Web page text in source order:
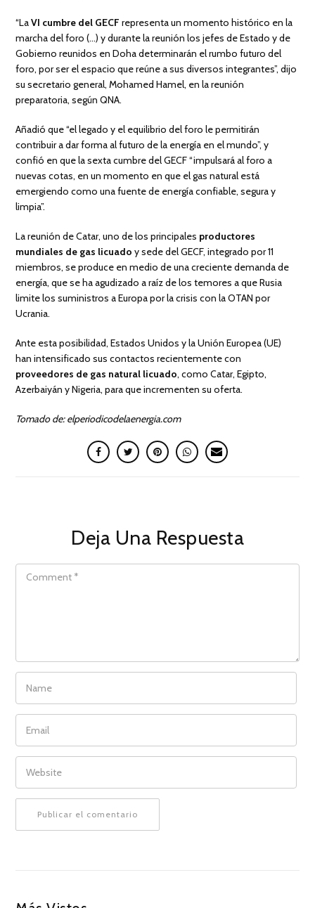
“LaVI cumbre del GECF representa un momento histórico en la
marcha del foro (…) y durante la reunión los jefes de Estado y de
Gobierno reunidos en Doha determinarán el rumbo futuro del
foro, por ser el espacio que reúne a sus diversos integrantes”, dijo
su secretario general, Mohamed Hamel, en la reunión
preparatoria, según QNA.
Añadió que “el legado y el equilibrio del foro le permitirán
contribuir a dar forma al futuro de la energía en el mundo”, y
confió en que la sexta cumbre del GECF “impulsará al foro a
nuevas cotas, en un momento en que el gas natural está
emergiendo como una fuente de energía confiable, segura y
limpia”.
La reunión de Catar, uno de los principales productores
mundiales de gas licuado y sede del GECF, integrado por 11
miembros, se produce en medio de una creciente demanda de
energía, que se ha agudizado a raíz de los temores a que Rusia
limite los suministros a Europa por la crisis con la OTAN por
Ucrania.
Ante esta posibilidad, Estados Unidos y la Unión Europea (UE)
han intensificado sus contactos recientemente con
proveedores de gas natural licuado, como Catar, Egipto,
Azerbaiyán y Nigeria, para que incrementen su oferta.
Tomado de: elperiodicodelaenergia.com
Deja Una Respuesta
COMMENT
NAME
EMAIL
WEBSITE